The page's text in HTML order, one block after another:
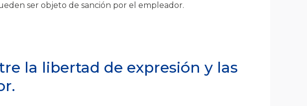
ser objeto de sanción por el empleador.
la libertad de expresión y las